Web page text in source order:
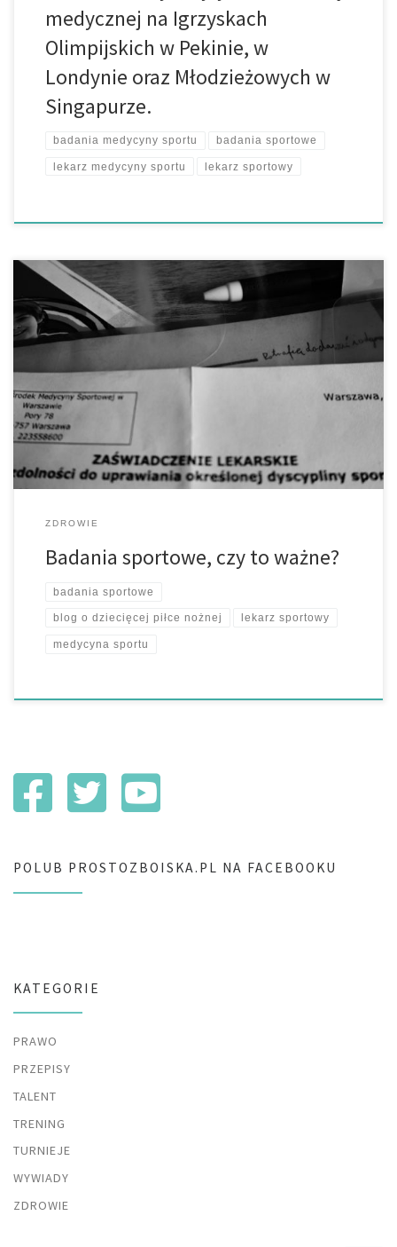
medycznej na Igrzyskach
Olimpijskich w Pekinie, w
Londynie oraz Młodzieżowych w
Singapurze.
badania medycyny sportu badania sportowe
lekarz medycyny sportu lekarz sportowy
Obowiązek wykonywania badań pod kątem zdolności do
uprawiania sportu zostało uregulowane Rozporządzeniem
Ministra Zdrowia Niestety podejście do badań sportowych często
traktowane jest jako zło konieczne a świadczenia w tym zakresie
często nie są wykonywane zgodnie z zaleceniami, czyli
z pominięciem niektórych istotnych badań. Za często
zainteresowanym zależy […]
ZDROWIE
Badania sportowe, czy to ważne?
badania sportowe
blog o dziecięcej piłce nożnej lekarz sportowy
medycyna sportu
POLUB PROSTOZBOISKA.PL NA FACEBOOKU
KATEGORIE
PRAWO
PRZEPISY
TALENT
TRENING
TURNIEJE
WYWIADY
ZDROWIE